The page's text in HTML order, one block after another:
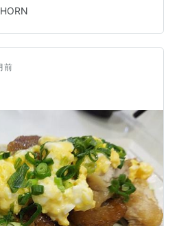
し安心してマニアックドリンク
。 SNSで話題になったゴリラソ
づや良さそう。 以下、ネタバレ
、自己責任で。 因みに「輪郭」
腹の調子が良くなかったので、
前